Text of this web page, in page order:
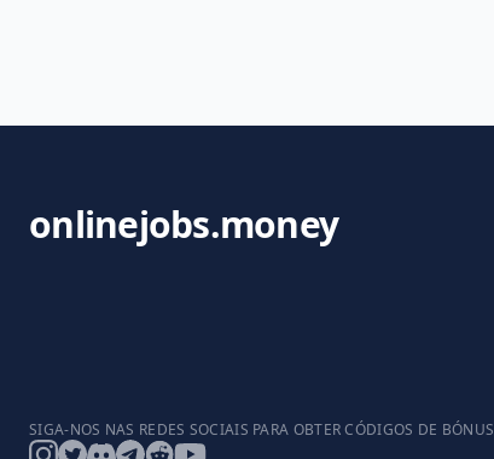
onlinejobs.money
SIGA-NOS NAS REDES SOCIAIS PARA OBTER CÓDIGOS DE BÓNUS